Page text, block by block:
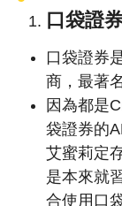
口袋證
口袋證券
商，最著
因為都是
袋證券的
艾蜜莉定
是本來就
合使用口